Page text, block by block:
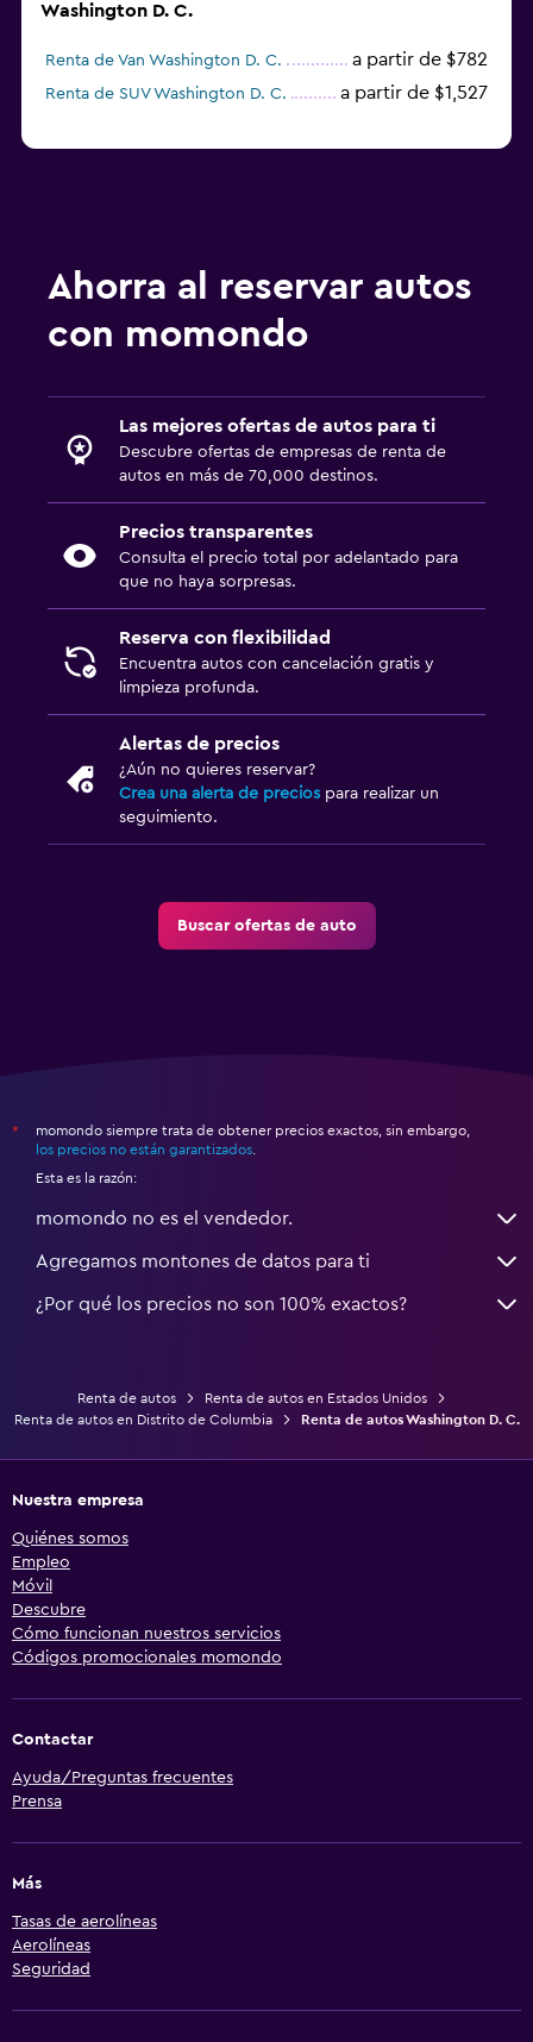
Washington D. C.
Renta de Van Washington D. C. a partir de $782
Renta de SUV Washington D. C. a partir de $1,527
Ahorra al reservar autos
con momondo
Las mejores ofertas de autos para ti
Descubre ofertas de empresas de renta de
autos en más de 70,000 destinos.
Precios transparentes
Consulta el precio total por adelantado para
que no haya sorpresas.
Reserva con flexibilidad
Encuentra autos con cancelación gratis y
limpieza profunda.
Alertas de precios
¿Aún no quieres reservar?
Crea una alerta de precios para realizar un
seguimiento.
Buscar ofertas de auto
*
momondo siempre trata de obtener precios exactos, sin embargo,
los precios no están garantizados
Esta es la razón:
momondo no es el vendedor.
Agregamos montones de datos para ti
¿Por qué los precios no son 100% exactos?
Renta de autos
Renta de autos en Estados Unidos
Renta de autos en Distrito de Columbia
Renta de autos Washington D. C.
Nuestra empresa
Quiénes somos
Empleo
Móvil
Descubre
Cómo funcionan nuestros servicios
Códigos promocionales momondo
Contactar
Ayuda/Preguntas frecuentes
Prensa
Más
Tasas de aerolíneas
Aerolíneas
Seguridad